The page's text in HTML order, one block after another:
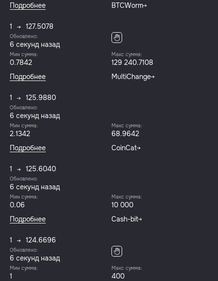
Подробнее
BTCWorm
1 127.5078
Обновлено:
7 секунд назад
Мин сумма:
0.7842
Макс сумма:
129 240.7108
Подробнее
MultiChange
1 125.9880
Обновлено:
7 секунд назад
Мин сумма:
2.1342
Макс сумма:
68.9642
Подробнее
CoinCat
1 125.6040
Обновлено:
7 секунд назад
Мин сумма:
0.06
Макс сумма:
10 000
Подробнее
Cash-bit
1 124.6696
Обновлено:
7 секунд назад
Мин сумма:
1
Макс сумма:
400